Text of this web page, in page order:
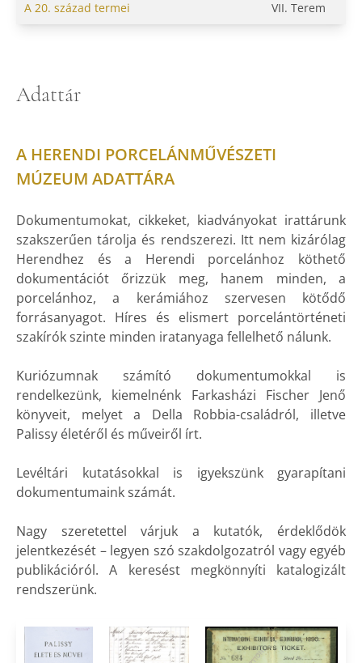
A 20. század termei VII. Terem
Adattár
A HERENDI PORCELÁNMŰVÉSZETI
MÚZEUM ADATTÁRA
Dokumentumokat, cikkeket, kiadványokat irattárunk
szakszerűen tárolja és rendszerezi. Itt nem kizárólag
Herendhez és a Herendi porcelánhoz köthető
dokumentációt őrizzük meg, hanem minden, a
porcelánhoz, a kerámiához szervesen kötődő
forrásanyagot. Híres és elismert porcelántörténeti
szakírók szinte minden iratanyaga fellelhető nálunk.
Kuriózumnak számító dokumentumokkal is
rendelkezünk, kiemelnénk Farkasházi Fischer Jenő
könyveit, melyet a Della Robbia-családról, illetve
Palissy életéről és műveiről írt.
Levéltári kutatásokkal is igyekszünk gyarapítani
dokumentumaink számát.
Nagy szeretettel várjuk a kutatók, érdeklődök
jelentkezését – legyen szó szakdolgozatról vagy egyéb
publikációról. A keresést megkönnyíti katalogizált
rendszerünk.